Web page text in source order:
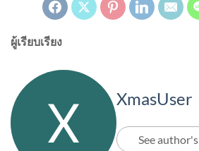
ผู้เรียบเรียง
XmasUser
See author's